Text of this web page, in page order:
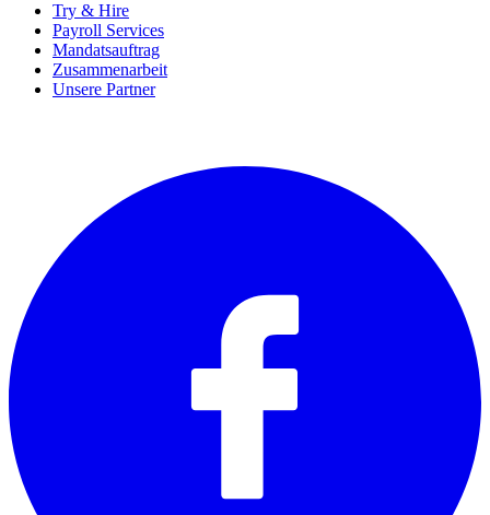
Try & Hire
Payroll Services
Mandatsauftrag
Zusammenarbeit
Unsere Partner